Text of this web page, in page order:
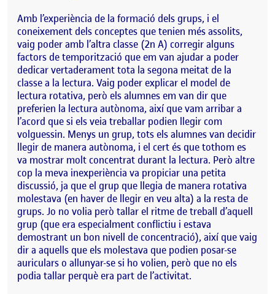
Amb l’experiència de la formació dels grups, i el
coneixement dels conceptes que tenien més assolits,
vaig poder amb l’altra classe (2n A) corregir alguns
factors de temporització que em van ajudar a poder
dedicar vertaderament tota la segona meitat de la
classe a la lectura. Vaig poder explicar el model de
lectura rotativa, però els alumnes em van dir que
preferien la lectura autònoma, així que vam arribar a
l’acord que si els veia treballar podien llegir com
volguessin. Menys un grup, tots els alumnes van decidir
llegir de manera autònoma, i el cert és que tothom es
va mostrar molt concentrat durant la lectura. Però altre
cop la meva inexperiència va propiciar una petita
discussió, ja que el grup que llegia de manera rotativa
molestava (en haver de llegir en veu alta) a la resta de
grups. Jo no volia però tallar el ritme de treball d’aquell
grup (que era especialment conflictiu i estava
demostrant un bon nivell de concentració), així que vaig
dir a aquells que els molestava que podien posar-se
auriculars o allunyar-se si ho volien, però que no els
podia tallar perquè era part de l’activitat.